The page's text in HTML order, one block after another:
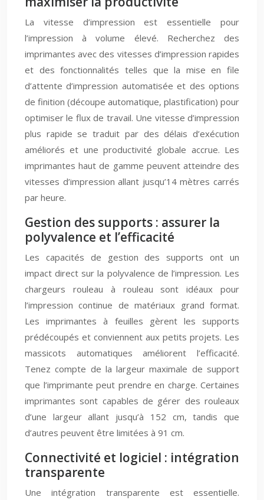
La vitesse d’impression est essentielle pour
l’impression à volume élevé. Recherchez des
imprimantes avec des vitesses d’impression rapides
et des fonctionnalités telles que la mise en file
d’attente d’impression automatisée et des options
de finition (découpe automatique, plastification) pour
optimiser le flux de travail. Une vitesse d’impression
plus rapide se traduit par des délais d’exécution
améliorés et une productivité globale accrue. Les
imprimantes haut de gamme peuvent atteindre des
vitesses d’impression allant jusqu’14 mètres carrés
par heure.
Gestion des supports : assurer la
polyvalence et l’efficacité
Les capacités de gestion des supports ont un
impact direct sur la polyvalence de l’impression. Les
chargeurs rouleau à rouleau sont idéaux pour
l’impression continue de matériaux grand format.
Les imprimantes à feuilles gèrent les supports
prédécoupés et conviennent aux petits projets. Les
massicots automatiques améliorent l’efficacité.
Tenez compte de la largeur maximale de support
que l’imprimante peut prendre en charge. Certaines
imprimantes sont capables de gérer des rouleaux
d’une largeur allant jusqu’à 152 cm, tandis que
d’autres peuvent être limitées à 91 cm.
Connectivité et logiciel : intégration
transparente
Une intégration transparente est essentielle.